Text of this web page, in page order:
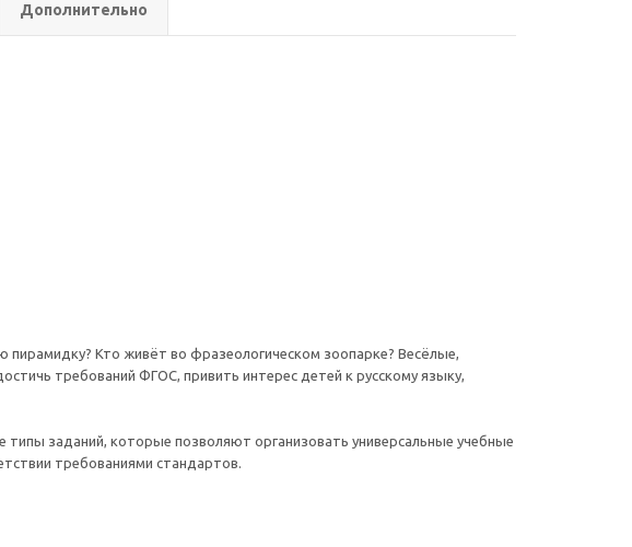
Дополнительно
Кто живёт во фразеологическом зоопарке? Весёлые,
требований ФГОС, привить интерес детей к русскому языку,
заданий, которые позволяют организовать универсальные учебные
требованиями стандартов.